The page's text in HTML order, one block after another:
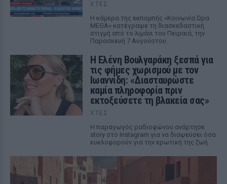
ΧΤΕΣ
Η κάμερα της εκπομπής «Κοινωνία Ώρα
MEGA» κατέγραψε τη διασκεδαστική
στιγμή από το λιμάνι του Πειραιά, την
Παρασκευή 7 Αυγούστου.
Η Ελένη Βουλγαράκη ξεσπά για
τις φήμες χωρισμού με τον
Ιωαννίδη: «Διασταυρώστε
καμία πληροφορία πριν
εκτοξεύσετε τη βλακεία σας»
ΧΤΕΣ
Η παραγωγός ραδιοφώνου ανάρτησε
story στο Instagram για να διαψεύσει όσα
κυκλοφορούν για την ερωτική της ζωή